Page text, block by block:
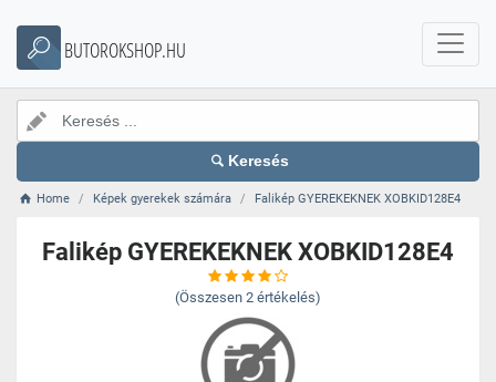
BUTOROKSHOP.HU
Keresés
Home Képek gyerekek számára Falikép GYEREKEKNEK XOBKID128E4
Falikép GYEREKEKNEK XOBKID128E4
(Összesen 2 értékelés)